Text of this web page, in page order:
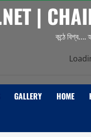
|
কন্ঠে বিশ্ব….
GALLERY HOME